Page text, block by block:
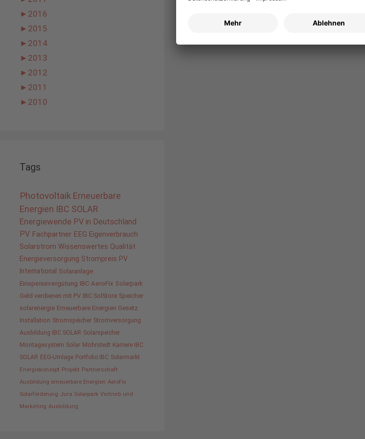
► 2016
► 2015
► 2014
► 2013
► 2012
► 2011
► 2010
Tags
Photovoltaik Erneuerbare
Energien IBC SOLAR
Energiewende PV in Deutschland
PV Fachpartner EEG Eigenverbrauch
Solarstrom Wissenswertes Qualität
Energieversorgung Strompreis PV
International Solaranlage
Einspeisevergütung IBC AeroFix Solarpark
Geld verdienen mit PV IBC SolStore Speicher
solarenergie Erneuerbare Energien Gesetz
Installation Stromspeicher Stromversorgung
Ausbildung IBC SOLAR Solarspeicher
Montagesystem Solar Möhrstedt Karriere IBC
SOLAR EEG-Umlage Portfolio IBC Solarmarkt
Energiekonzept Projekt Partnerschaft
Ausbildung erneuerbare Energien AeroFix
Solarförderung Jura Solarpark Vertrieb und
Marketing Ausbildung